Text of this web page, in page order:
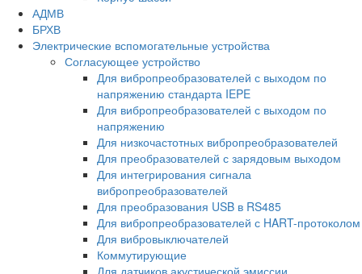
АДМВ
БРХВ
Электрические вспомогательные устройства
Согласующее устройство
Для вибропреобразователей с выходом по
напряжению стандарта IEPE
Для вибропреобразователей с выходом по
напряжению
Для низкочастотных вибропреобразователей
Для преобразователей с зарядовым выходом
Для интегрирования сигнала
вибропреобразователей
Для преобразования USB в RS485
Для вибропреобразователей с HART-протоколом
Для вибровыключателей
Коммутирующие
Для датчиков акустической эмиссии